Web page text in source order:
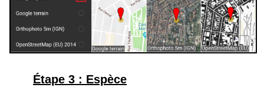
Étape 3 : Espèce